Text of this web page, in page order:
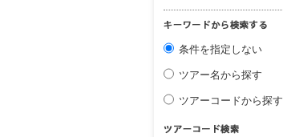
条件を指定しない
ツアー名から探す
ツアーコードから探す